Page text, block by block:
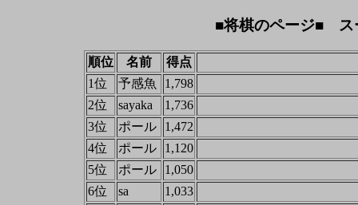
■将棋のページ■ ス
順位 名前
得点
1位
予感魚
1,798
2位
sayaka
1,736
3位
ポール
1,472
4位
ポール
1,120
5位
ポール
1,050
6位
sa
1,033